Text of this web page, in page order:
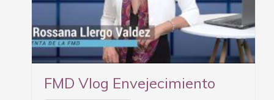
FMD Vlog Envejecimiento